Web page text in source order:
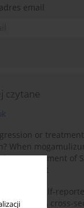
email
czytane
or
When
management of
case report
and self-
A cross-